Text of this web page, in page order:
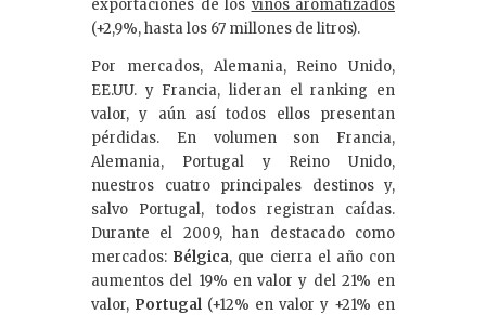
exportaciones de los vinos aromatizados
(+2,9%, hasta los 67 millones de litros).
Por mercados, Alemania, Reino Unido,
EE.UU. y Francia, lideran el ranking en
valor, y aún así todos ellos presentan
pérdidas. En volumen son Francia,
Alemania, Portugal y Reino Unido,
nuestros cuatro principales destinos y,
salvo Portugal, todos registran caídas.
Durante el 2009, han destacado como
mercados: Bélgica, que cierra el año con
aumentos del 19% en valor y del 21% en
valor, Portugal (+12% en valor y +21% en